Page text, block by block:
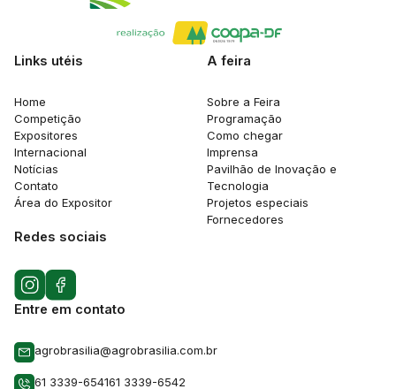
Links utéis
Home
Competição
Expositores
Internacional
Notícias
Contato
Área do Expositor
A feira
Sobre a Feira
Programação
Como chegar
Imprensa
Pavilhão de Inovação e
Tecnologia
Projetos especiais
Fornecedores
Redes sociais
Entre em contato
agrobrasilia@agrobrasilia.com.br
61 3339-654161 3339-6542